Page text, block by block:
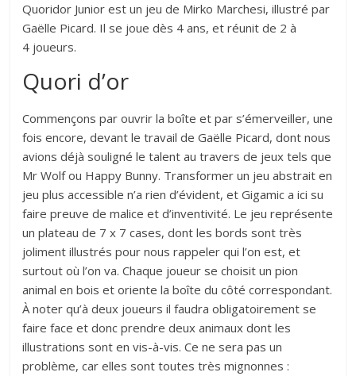
Quoridor Junior est un jeu de Mirko Marchesi, illustré par
Gaëlle Picard. Il se joue dès 4 ans, et réunit de 2 à
4 joueurs.
Quori d’or
Commençons par ouvrir la boîte et par s’émerveiller, une
fois encore, devant le travail de Gaëlle Picard, dont nous
avions déjà souligné le talent au travers de jeux tels que
Mr Wolf ou Happy Bunny. Transformer un jeu abstrait en
jeu plus accessible n’a rien d’évident, et Gigamic a ici su
faire preuve de malice et d’inventivité. Le jeu représente
un plateau de 7 x 7 cases, dont les bords sont très
joliment illustrés pour nous rappeler qui l’on est, et
surtout où l’on va. Chaque joueur se choisit un pion
animal en bois et oriente la boîte du côté correspondant.
À noter qu’à deux joueurs il faudra obligatoirement se
faire face et donc prendre deux animaux dont les
illustrations sont en vis-à-vis. Ce ne sera pas un
problème, car elles sont toutes très mignonnes :